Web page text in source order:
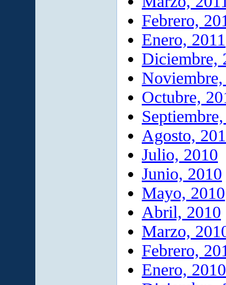
Febrero,
Enero, 2011
Diciembre,
Octubre,
Agosto,
Julio, 2010
Junio, 2010
Mayo, 2010
Abril, 2010
Marzo,
Febrero,
Enero, 2010